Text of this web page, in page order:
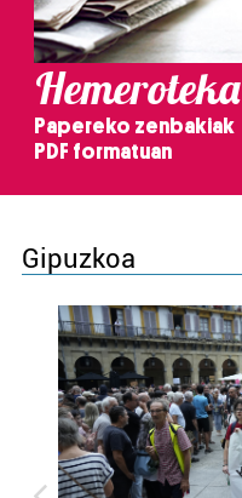
Hemeroteka
Papereko zenbakiak
PDF formatuan
Gipuzkoa